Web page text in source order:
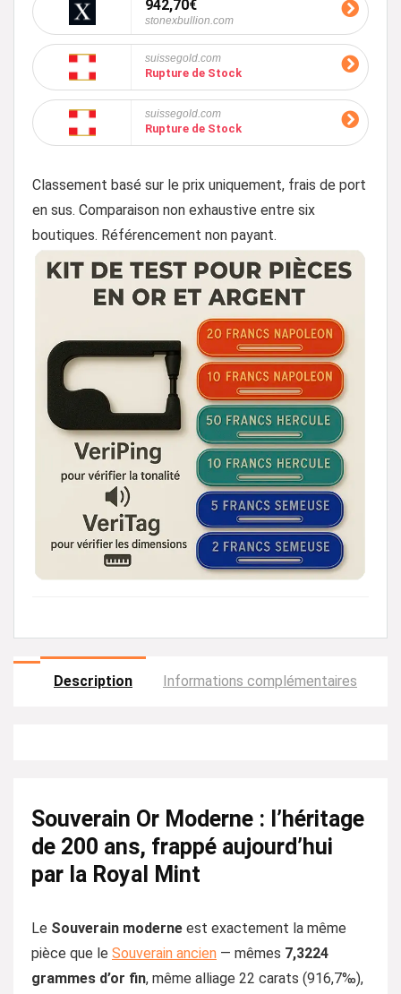
942,70€
stonexbullion.com
suissegold.com
Rupture de Stock
suissegold.com
Rupture de Stock
Classement basé sur le prix uniquement, frais de port
en sus. Comparaison non exhaustive entre six
boutiques. Référencement non payant.
Description Informations complémentaires
Souverain Or Moderne : l’héritage
de 200 ans, frappé aujourd’hui
par la Royal Mint
Le Souverain moderne est exactement la même
pièce que le Souverain ancien — mêmes 7,3224
grammes d’or fin, même alliage 22 carats (916,7‰),